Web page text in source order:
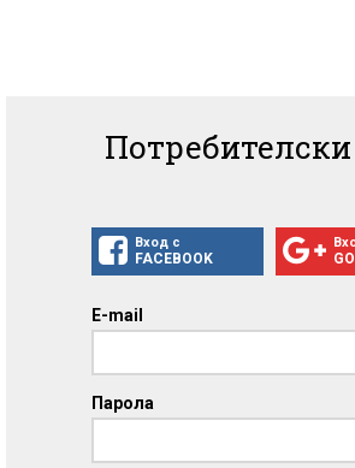
Вход с
FACEBOOK
E-mail
Парола